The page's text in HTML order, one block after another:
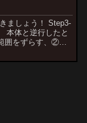
ましょう！ Step3-
本体と逆行したと
囲をずらす、②ト